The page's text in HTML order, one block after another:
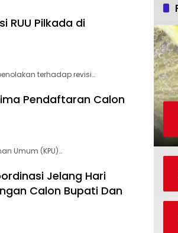
RUU Pilkada di
terhadap revisi…
Pendaftaran Calon
Umum (KPU)…
Jelang Hari
Calon Bupati Dan